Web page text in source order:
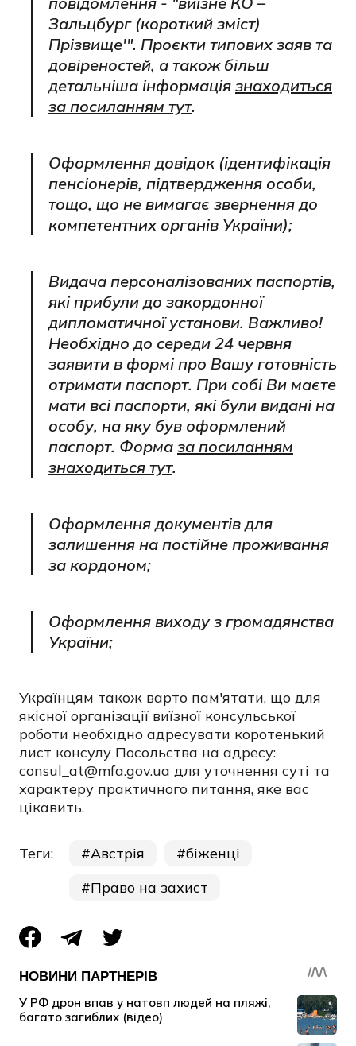
Зальцбург (короткий зміст)
Прізвище'". Проєкти типових заяв та
довіреностей, а також більш
детальніша інформація знаходиться
за посиланням тут.
Оформлення довідок (ідентифікація
пенсіонерів, підтвердження особи,
тощо, що не вимагає звернення до
компетентних органів України);
Видача персоналізованих паспортів,
які прибули до закордонної
дипломатичної установи. Важливо!
Необхідно до середи 24 червня
заявити в формі про Вашу готовність
отримати паспорт. При собі Ви маєте
мати всі паспорти, які були видані на
особу, на яку був оформлений
паспорт. Форма за посиланням
знаходиться тут.
Оформлення документів для
залишення на постійне проживання
за кордоном;
Оформлення виходу з громадянства
України;
Українцям також варто пам'ятати, що для
якісної організації виїзної консульської
роботи необхідно адресувати коротенький
лист консулу Посольства на адресу:
consul_at@mfa.gov.ua для уточнення суті та
характеру практичного питання, яке вас
цікавить.
Теги: Австрія
біженці
Право на захист